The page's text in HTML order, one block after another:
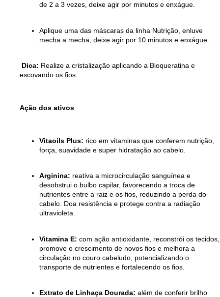
de 2 a 3 vezes, deixe agir por minutos e enxágue.
Aplique uma das máscaras da linha Nutrição, enluve
mecha a mecha, deixe agir por 10 minutos e enxágue.
Dica: Realize a cristalização aplicando a Bioqueratina e
escovando os fios.
Ação dos ativos
Vitaoils Plus: rico em vitaminas que conferem nutrição,
força, suavidade e super hidratação ao cabelo.
Arginina: reativa a microcirculação sanguínea e
desobstrui o bulbo capilar, favorecendo a troca de
nutrientes entre a raiz e os fios, reduzindo a perda do
cabelo. Doa resistência e protege contra a radiação
ultravioleta.
Vitamina E: com ação antioxidante, reconstrói os tecidos,
promove o crescimento de novos fios e melhora a
circulação no couro cabeludo, potencializando o
transporte de nutrientes e fortalecendo os fios.
Extrato de Linhaça Dourada: além de conferir brilho